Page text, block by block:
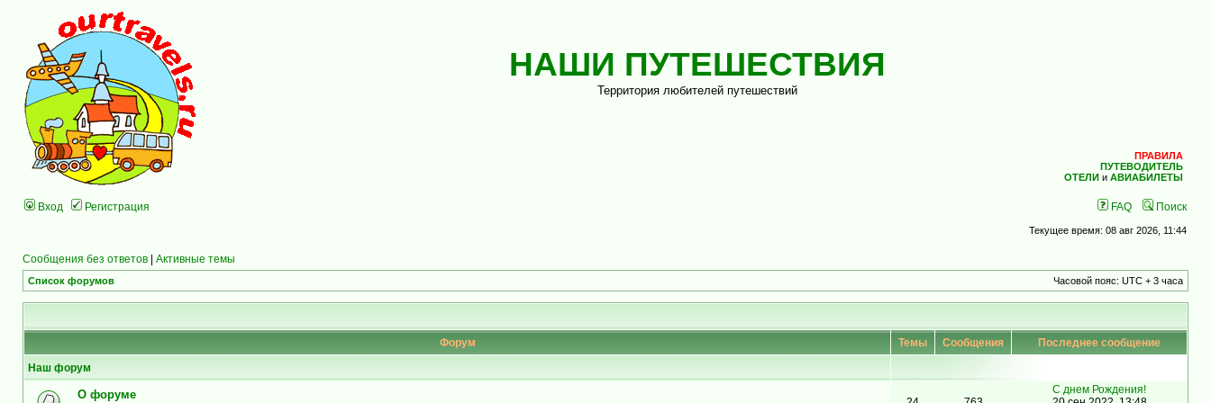
НАШИ ПУТЕШЕСТВИЯ
Территория любителей путешествий
ПРАВИЛА
ПУТЕВОДИТЕЛЬ
ОТЕЛИ и АВИАБИЛЕТЫ
Вход Регистрация FAQ Поиск
Текущее время: 08 авг 2026, 11:44
Сообщения без ответов | Активные темы
Список форумов Часовой пояс: UTC + 3 часа
Форум Темы Сообщения Последнее сообщение
Наш форум
О форуме
С днем Рождения!